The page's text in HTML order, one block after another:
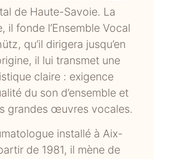
de Haute-Savoie. La
il fonde l’Ensemble Vocal
qu’il dirigera jusqu’en
il lui transmet une
claire : exigence
du son d’ensemble et
grandes œuvres vocales.
installé à Aix-
de 1981, il mène de